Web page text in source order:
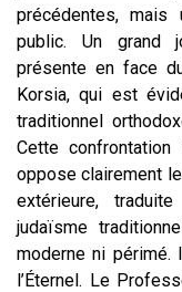
précédentes,
public. Un grand
présente en face
Korsia, qui est
traditionnel
Cette
oppose clairement
extérieure,
judaïsme
moderne ni
l’Éternel. Le